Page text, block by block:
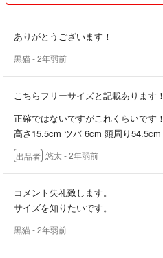
ありがとうございます！
黒猫- 2年弱前
こちらフリーサイズと記載あります！
正確ではないですがこれくらいです！
高さ15.5cm ツバ 6cm 頭周り54.5cm
出品者 悠太 - 2年弱前
コメント失礼致します。
サイズを知りたいです。
黒猫- 2年弱前